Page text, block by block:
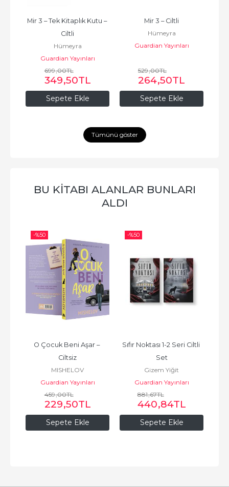
Sepete Ekle
Mir 3 – Tek Kitaplık Kutu –
Ciltli
Hümeyra
Guardian Yayınları
699,00TL
349,50TL
Sepete Ekle
Mir 3 – Ciltli
Hümeyra
Guardian Yayınları
529,00TL
264,50TL
Tümünü göster
BU KITABI ALANLAR BUNLARI
ALDI
-%50
Sepete Ekle
O Çocuk Beni Aşar –
Ciltsiz
MISHELOV
Guardian Yayınları
459,00TL
229,50TL
-%50
Sepete Ekle
Sıfır Noktası 1-2 Seri Ciltli
Set
Gizem Yiğit
Guardian Yayınları
881,67TL
440,84TL